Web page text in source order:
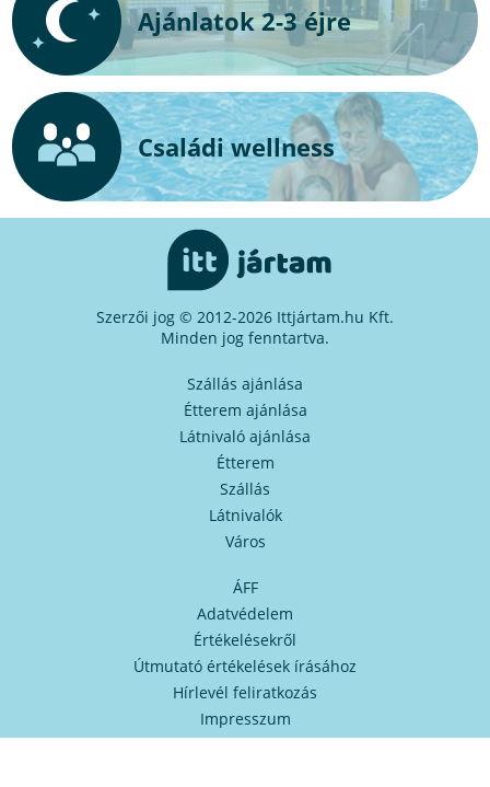
Ajánlatok 2-3 éjre
Családi wellness
Szerzői jog © 2012-2026 Ittjártam.hu Kft.
Minden jog fenntartva.
Szállás ajánlása
Étterem ajánlása
Látnivaló ajánlása
Étterem
Szállás
Látnivalók
Város
ÁFF
Adatvédelem
Értékelésekről
Útmutató értékelések írásához
Hírlevél feliratkozás
Impresszum